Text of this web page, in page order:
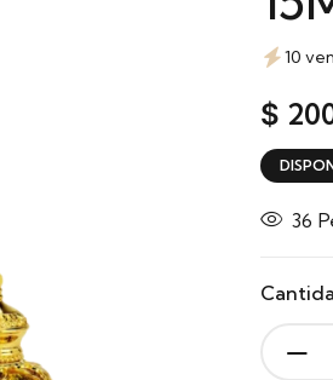
10
$
36